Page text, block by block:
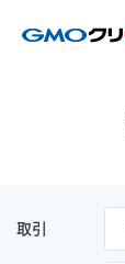
取引